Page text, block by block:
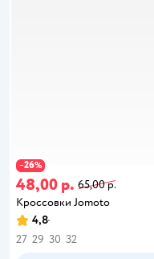
−26%
48,00 р. 65,00 р.
Кроссовки Jomoto
4,8
27 29 30 32